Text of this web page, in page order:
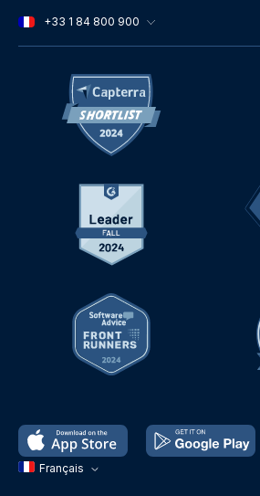
Français
+33 1 84 800 900